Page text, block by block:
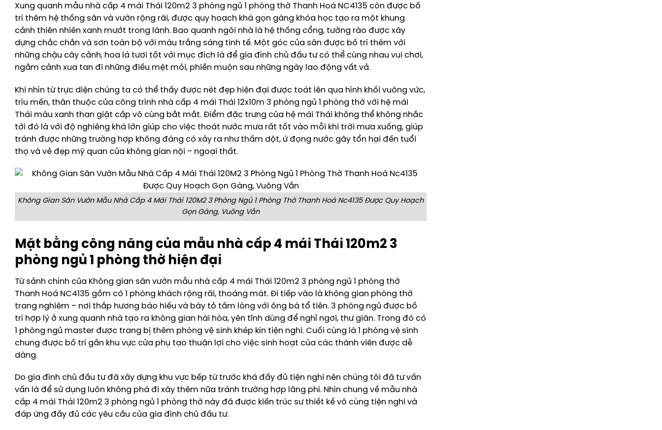
Xung quanh mẫu nhà cấp 4 mái Thái 120m2 3 phòng ngủ 1 phòng thờ Thanh Hoá NC4135 còn được bố
trí thêm hệ thống sân và vườn rộng rãi, được quy hoạch khá gọn gàng khóa học tạo ra một khung
cảnh thiên nhiên xanh mướt trong lành. Bao quanh ngôi nhà là hệ thống cổng, tường rào được xây
dựng chắc chắn và sơn toàn bộ với màu trắng sáng tinh tế. Một góc của sân được bố trí thêm với
những chậu cây cảnh, hoa lá tươi tốt với mục đích là để gia đình chủ đầu tư có thể cùng nhau vui chơi,
ngắm cảnh xua tan đi những điều mệt mỏi, phiền muộn sau những ngày lao động vất vả.
Khi nhìn từ trực diện chúng ta có thể thấy được nét đẹp hiện đại được toát lên qua hình khối vuông vức,
trìu mến, thân thuộc của công trình nhà cấp 4 mái Thái 12x10m 3 phòng ngủ 1 phòng thờ với hệ mái
Thái màu xanh than giật cấp vô cùng bắt mắt. Điểm đặc trưng của hệ mái Thái không thể không nhắc
tới đó là với độ nghiêng khá lớn giúp cho việc thoát nước mưa rất tốt vào mỗi khi trời mưa xuống, giúp
tránh được những trường hợp không đáng có xảy ra như thấm dột, ứ đọng nước gây tổn hại đến tuổi
thọ và vẻ đẹp mỹ quan của không gian nội – ngoại thất.
Không Gian Sân Vườn Mẫu Nhà Cấp 4 Mái Thái 120M2 3 Phòng Ngủ 1 Phòng Thờ Thanh Hoá Nc4135 Được Quy Hoạch
Gọn Gàng, Vuông Vắn
Mặt bằng công năng của mẫu nhà cấp 4 mái Thái 120m2 3
phòng ngủ 1 phòng thờ hiện đại
Từ sảnh chính của Không gian sân vườn mẫu nhà cấp 4 mái Thái 120m2 3 phòng ngủ 1 phòng thờ
Thanh Hoá NC4135 gồm có 1 phòng khách rộng rãi, thoáng mát. Đi tiếp vào là không gian phòng thờ
trang nghiêm – nơi thắp hương báo hiếu và bày tỏ tấm lòng với ông bà tổ tiên. 3 phòng ngủ được bố
trí hợp lý ở xung quanh nhà tạo ra không gian hài hòa, yên tĩnh dùng để nghỉ ngơi, thư giãn. Trong đó có
1 phòng ngủ master được trang bị thêm phòng vệ sinh khép kín tiện nghi. Cuối cùng là 1 phòng vệ sinh
chung được bố trí gần khu vực cửa phụ tạo thuận lợi cho việc sinh hoạt của các thành viên được dễ
dàng.
Do gia đình chủ đầu tư đã xây dựng khu vực bếp từ trước khá đầy đủ tiện nghi nên chúng tôi đã tư vấn
vấn là để sử dụng luôn không phá đi xây thêm nữa tránh trường hợp lãng phí. Nhìn chung về mẫu nhà
cấp 4 mái Thái 120m2 3 phòng ngủ 1 phòng thờ này đã được kiến trúc sư thiết kế vô cùng tiện nghi và
đáp ứng đầy đủ các yêu cầu của gia đình chủ đầu tư.